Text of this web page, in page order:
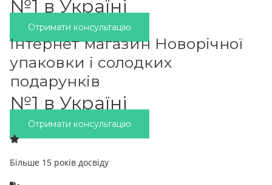
№1 в Україні
Отримати консультацію
Інтернет магазин Новорічної
упаковки і солодких
подарунків
№1 в Україні
Отримати консультацію
Більше 15 років досвіду